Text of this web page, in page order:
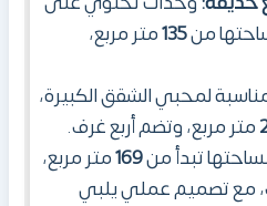
من135متر مربع،
لمحبي الشقق الكبيرة،
متر مربع، وتضم أربع غرف.
تبدأ من169متر مربع،
مع تصميم عملي يلبي